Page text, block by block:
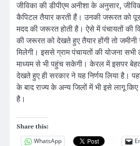
जीविका की डीपीएम अनीशा के अनुसार,
कैपिटल तैयार करती हैं। उनकी जरूरत को
मदद की जरूरत होती है। ऐसे में पंचायतों की
की जरूरत को देखते हुए तैयार होंगी तो
मिलेगी। इससे ग्राम पंचायतों की योजना
माध्यम से भी पहुंच सकेगी। केरल में इसपर
देखते हुए ही सरकार ने यह निर्णय लिया है।
के बाद राज्य के अन्य जिलों में भी इसे लागू
है।
Share this:
WhatsApp